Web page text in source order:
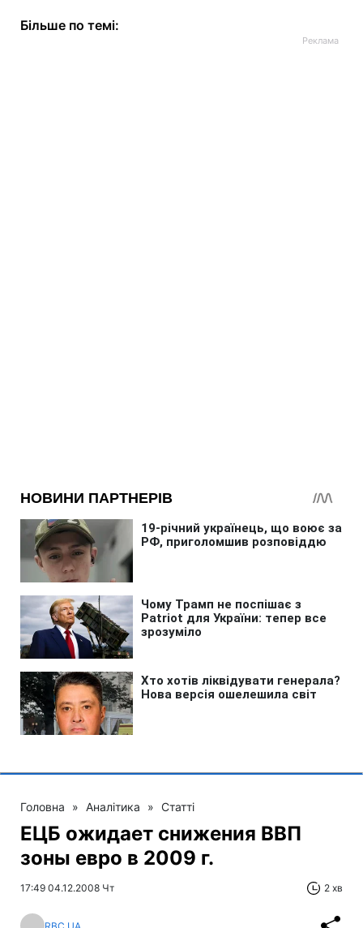
Більше по темі:
Головна » Аналітика » Статті
ЕЦБ ожидает снижения ВВП
зоны евро в 2009 г.
17:49 04.12.2008 Чт 2 хв
RBC.UA